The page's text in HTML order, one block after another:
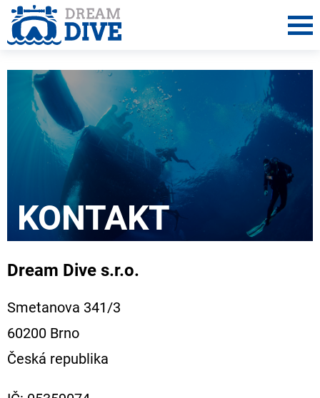
KONTAKT
Dream Dive s.r.o.
Smetanova 341/3
60200 Brno
Česká republika